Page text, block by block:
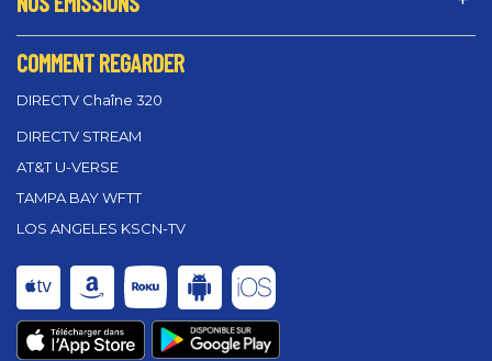
COMMENT REGARDER
DIRECTV Chaîne 320
DIRECTV STREAM
AT&T U-VERSE
TAMPA BAY WFTT
LOS ANGELES KSCN-TV